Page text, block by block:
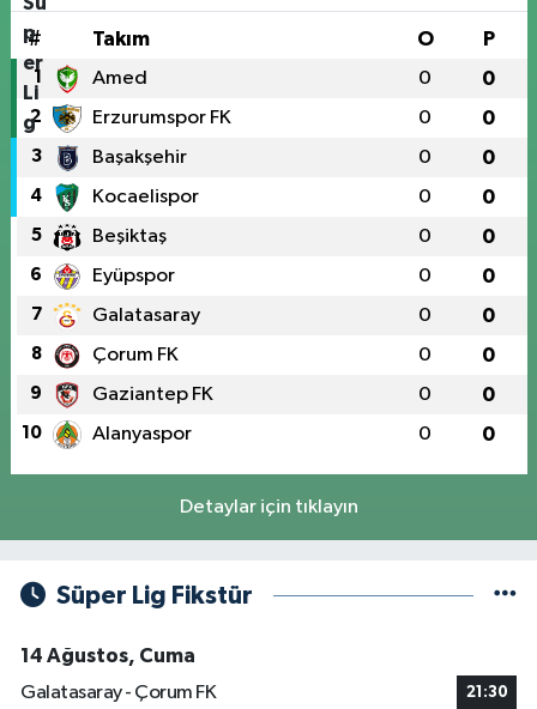
# Takım O P
1 Amed 0 0
2 Erzurumspor FK 0 0
3 Başakşehir 0 0
4 Kocaelispor 0 0
5 Beşiktaş 0 0
6 Eyüpspor 0 0
7 Galatasaray 0 0
8 Çorum FK 0 0
9 Gaziantep FK 0 0
10 Alanyaspor 0 0
Detaylar için tıklayın
Süper Lig Fikstür
14 Ağustos, Cuma
Galatasaray - Çorum FK
21:30